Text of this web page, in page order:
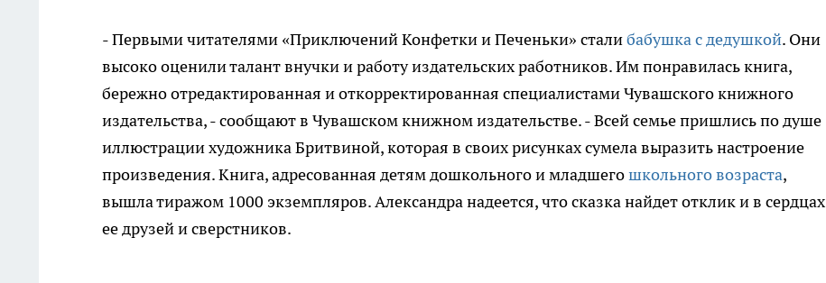
- Первыми читателями «Приключений Конфетки и Печеньки» сталибабушка с дедушкой. Они
высоко оценили талант внучки и работу издательских работников. Им понравилась книга,
бережно отредактированная и откорректированная специалистами Чувашского книжного
издательства, - сообщают в Чувашском книжном издательстве. - Всей семье пришлись по душе
иллюстрации художника Бритвиной, которая в своих рисунках сумела выразить настроение
произведения. Книга, адресованная детям дошкольного и младшегошкольного возраста,
вышла тиражом 1000 экземпляров. Александра надеется, что сказка найдет отклик и в сердцах
ее друзей и сверстников.